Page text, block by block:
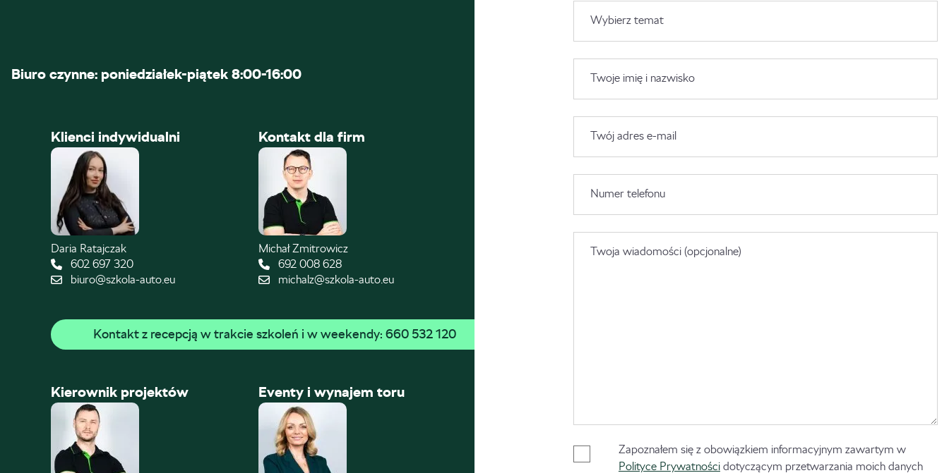
Biuro czynne: poniedziałek-piątek 8:00-16:00
Klienci indywidualni
Daria Ratajczak
602 697 320
biuro@szkola-auto.eu
Kontakt dla firm
Michał Zmitrowicz
692 008 628
michalz@szkola-auto.eu
Kontakt z recepcją w trakcie szkoleń i w weekendy: 660 532 120
Kierownik projektów Eventy i wynajem toru
Wybierz temat
Twoje imię i nazwisko
Twój adres e-mail
Numer telefonu
Twoja wiadomości (opcjonalne)
Zapoznałem się z obowiązkiem informacyjnym zawartym w
Polityce Prywatnościdotyczącym przetwarzania moich danych